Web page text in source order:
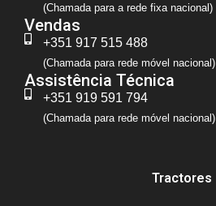
(Chamada para a rede fixa nacional)
Vendas
+351 917 515 488
(Chamada para rede móvel nacional)
Assistência Técnica
+351 919 591 794
(Chamada para rede móvel nacional)
Tractores